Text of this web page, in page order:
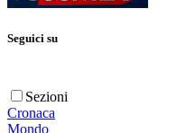
Seguici su
Sezioni
Cronaca
Mondo